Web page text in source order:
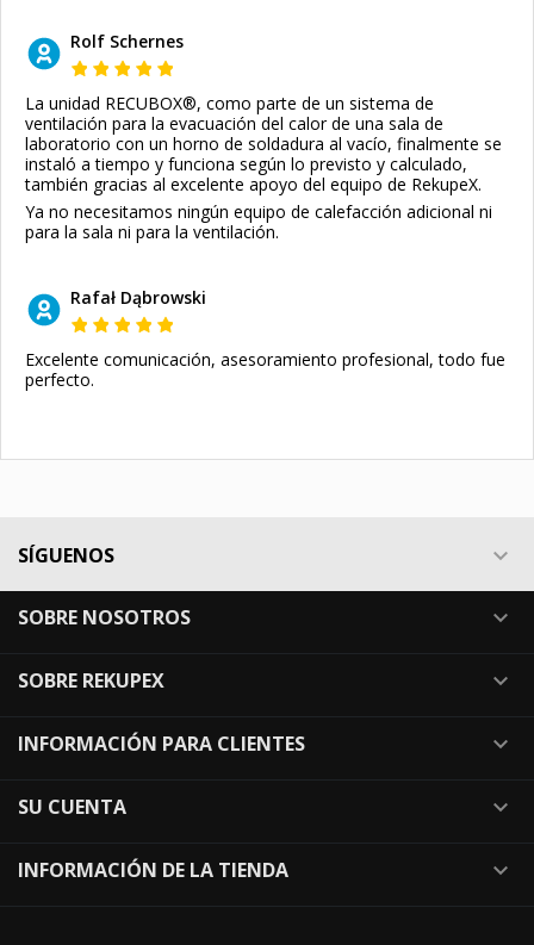
Rolf Schernes
La unidad RECUBOX®, como parte de un sistema de
ventilación para la evacuación del calor de una sala de
laboratorio con un horno de soldadura al vacío, finalmente se
instaló a tiempo y funciona según lo previsto y calculado,
también gracias al excelente apoyo del equipo de RekupeX.
Ya no necesitamos ningún equipo de calefacción adicional ni
para la sala ni para la ventilación.
Rafał Dąbrowski
Excelente comunicación, asesoramiento profesional, todo fue
perfecto.
SÍGUENOS 
SOBRE NOSOTROS 
SOBRE REKUPEX 
INFORMACIÓN PARA CLIENTES 
SU CUENTA 
INFORMACIÓN DE LA TIENDA 